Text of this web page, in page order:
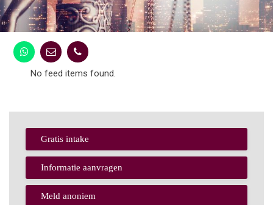
No feed items found.
Gratis intake
Informatie aanvragen
Meld anoniem